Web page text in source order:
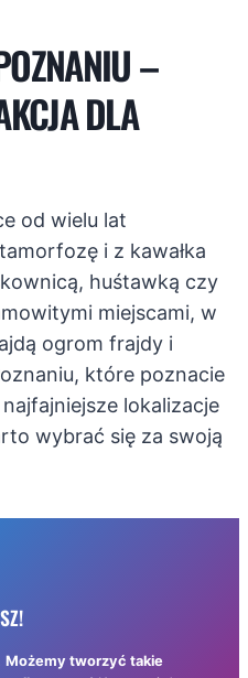
–
DLA
od wielu lat
i z kawałka
huśtawką czy
miejscami, w
ogrom frajdy i
które poznacie
lokalizacje
wybrać się za swoją
Możemy tworzyć takie